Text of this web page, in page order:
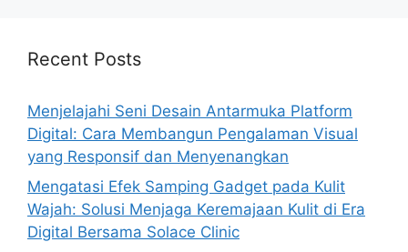
Recent Posts
Menjelajahi Seni Desain Antarmuka Platform
Digital: Cara Membangun Pengalaman Visual
yang Responsif dan Menyenangkan
Mengatasi Efek Samping Gadget pada Kulit
Wajah: Solusi Menjaga Keremajaan Kulit di Era
Digital Bersama Solace Clinic